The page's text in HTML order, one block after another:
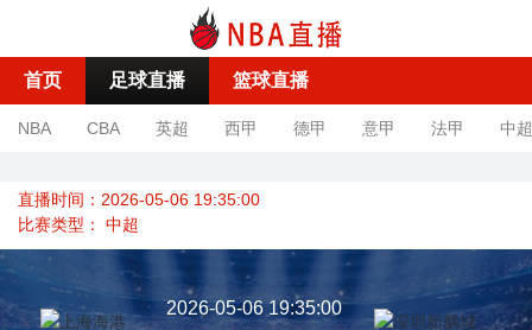
首页 足球直播 篮球直播
NBA CBA 英超 西甲 德甲 意甲 法甲 中超
直播时间：2026-05-06 19:35:00
比赛类型： 中超
2026-05-06 19:35:00